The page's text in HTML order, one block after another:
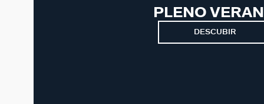
PLENO
DESCUBIR